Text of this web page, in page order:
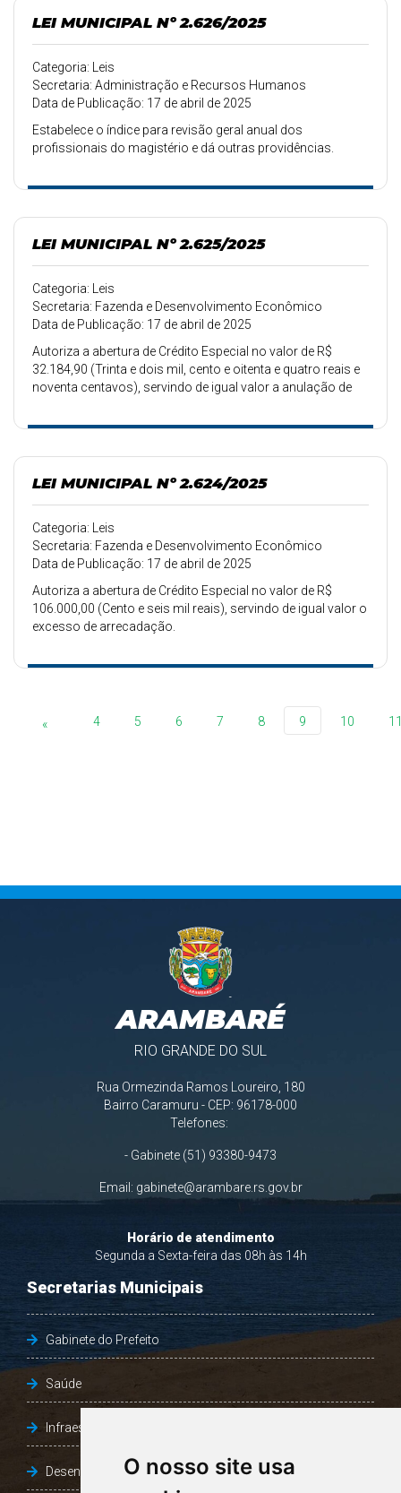
O nosso site usa
LEI MUNICIPAL Nº 2.626/2025
Categoria: Leis
Secretaria: Administração e Recursos Humanos
Data de Publicação: 17 de abril de 2025
Estabelece o índice para revisão geral anual dos
profissionais do magistério e dá outras providências.
LEI MUNICIPAL Nº 2.625/2025
Categoria: Leis
Secretaria: Fazenda e Desenvolvimento Econômico
Data de Publicação: 17 de abril de 2025
Autoriza a abertura de Crédito Especial no valor de R$
32.184,90 (Trinta e dois mil, cento e oitenta e quatro reais e
noventa centavos), servindo de igual valor a anulação de
LEI MUNICIPAL Nº 2.624/2025
Categoria: Leis
Secretaria: Fazenda e Desenvolvimento Econômico
Data de Publicação: 17 de abril de 2025
Autoriza a abertura de Crédito Especial no valor de R$
106.000,00 (Cento e seis mil reais), servindo de igual valor o
excesso de arrecadação.
« 4 5 6 7 8 9 10
ARAMBARÉ
RIO GRANDE DO SUL
Rua Ormezinda Ramos Loureiro, 180
Bairro Caramuru - CEP: 96178-000
Telefones:
- Gabinete (51) 93380-9473
Email: gabinete@arambare.rs.gov.br
Horário de atendimento
Segunda a Sexta-feira das 08h às 14h
Secretarias Municipais
Gabinete do Prefeito
Saúde
Infraestrutura, Agricultura e Meio Ambiente
Desenvolvimento Social